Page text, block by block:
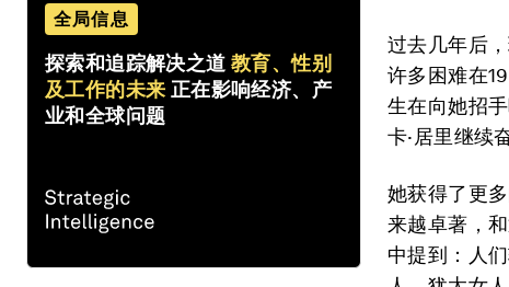
全局信息
探索和追踪解决之道 教育、性别
及工作的未来 正在影响经济、产
业和全球问题
过去几年后
许多困难在
生在向她招
卡·居里继续
她获得了更
来越卓著，
中提到：人